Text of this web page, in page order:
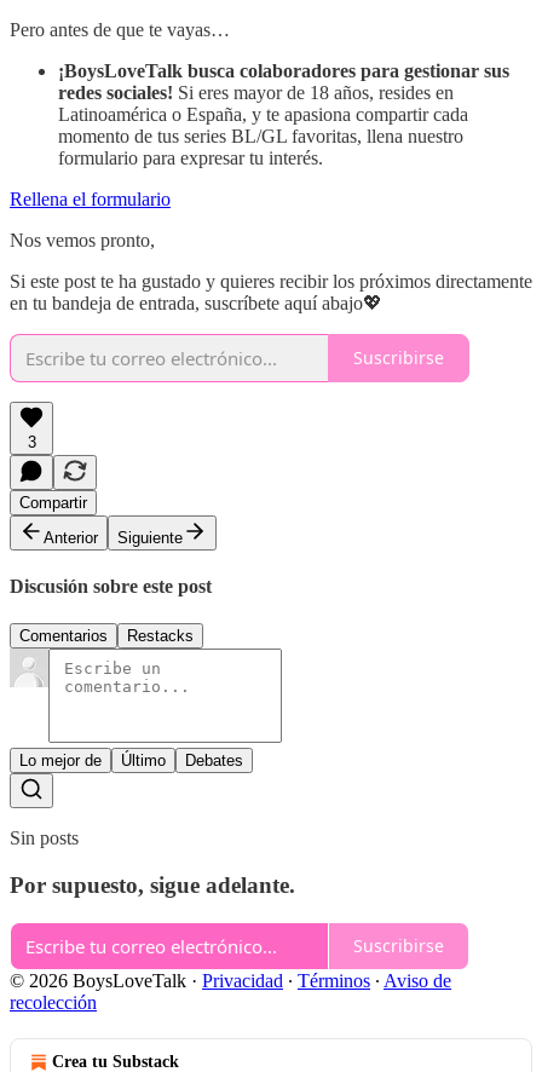
Pero antes de que te vayas…
¡BoysLoveTalk busca colaboradores para gestionar sus
redes sociales! Si eres mayor de 18 años, resides en
Latinoamérica o España, y te apasiona compartir cada
momento de tus series BL/GL favoritas, llena nuestro
formulario para expresar tu interés.
Rellena el formulario
Nos vemos pronto,
Si este post te ha gustado y quieres recibir los próximos directamente
en tu bandeja de entrada, suscríbete aquí abajo💖
Suscribirse
3
Compartir
Anterior
Siguiente
Discusión sobre este post
Comentarios Restacks
Lo mejor de Último Debates
Sin posts
Por supuesto, sigue adelante.
Suscribirse
© 2026 BoysLoveTalk · Privacidad ∙ Términos ∙ Aviso de
recolección
Crea tu Substack